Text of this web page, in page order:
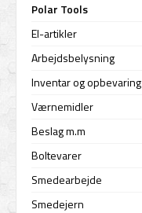
Polar Tools
El-artikler
Arbejdsbelysning
Inventar og opbevaring
Værnemidler
Beslag m.m
Boltevarer
Smedearbejde
Smedejern